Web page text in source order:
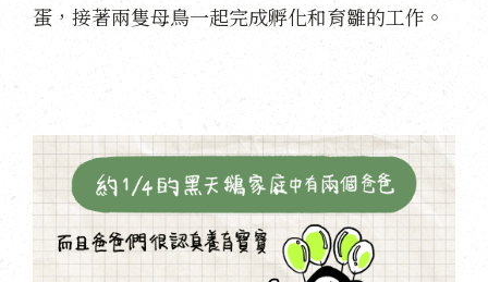
蛋，接著兩隻母鳥一起完成孵化和育雛的工作。